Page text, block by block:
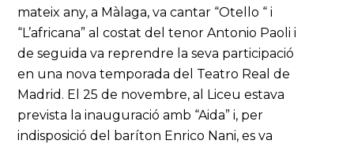
mateix any, a Màlaga, va cantar “Otello “ i
“L’africana” al costat del tenor Antonio Paoli i
de seguida va reprendre la seva participació
en una nova temporada del Teatro Real de
Madrid. El 25 de novembre, al Liceu estava
prevista la inauguració amb “Aida” i, per
indisposició del baríton Enrico Nani, es va